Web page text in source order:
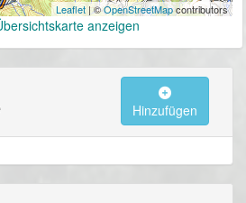
Leaflet| ©OpenStreetMapcontributors
anzeigen
Hinzufügen